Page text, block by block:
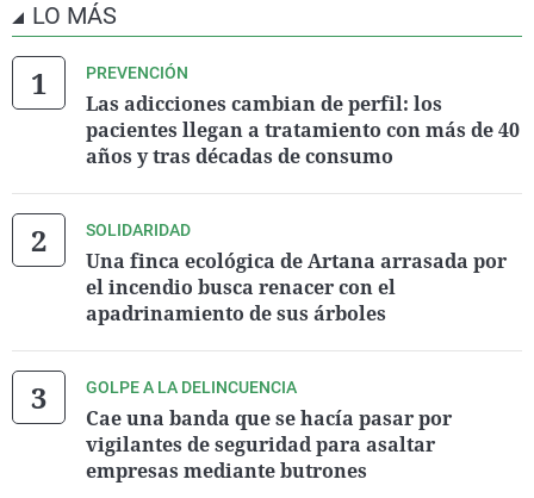
LO MÁS
PREVENCIÓN
Las adicciones cambian de perfil: los
pacientes llegan a tratamiento con más de 40
años y tras décadas de consumo
SOLIDARIDAD
Una finca ecológica de Artana arrasada por
el incendio busca renacer con el
apadrinamiento de sus árboles
GOLPE A LA DELINCUENCIA
Cae una banda que se hacía pasar por
vigilantes de seguridad para asaltar
empresas mediante butrones